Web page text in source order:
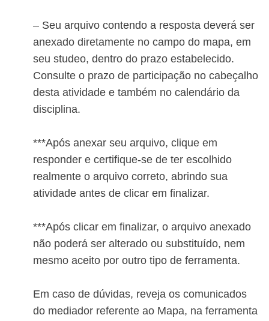
– Seu arquivo contendo a resposta deverá ser
anexado diretamente no campo do mapa, em
seu studeo, dentro do prazo estabelecido.
Consulte o prazo de participação no cabeçalho
desta atividade e também no calendário da
disciplina.
***Após anexar seu arquivo, clique em
responder e certifique-se de ter escolhido
realmente o arquivo correto, abrindo sua
atividade antes de clicar em finalizar.
***Após clicar em finalizar, o arquivo anexado
não poderá ser alterado ou substituído, nem
mesmo aceito por outro tipo de ferramenta.
Em caso de dúvidas, reveja os comunicados
do mediador referente ao Mapa, na ferramenta